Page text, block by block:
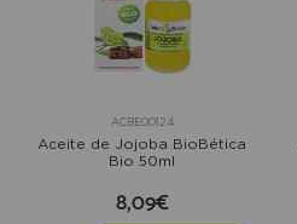
ACBE00124
Aceite de Jojoba BioBética
Bio 50ml
8,09€